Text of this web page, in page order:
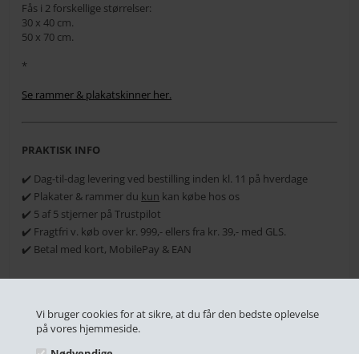
Vi bruger cookies for at sikre, at du får den bedste oplevelse
på vores hjemmeside.
Fås i 2 forskellige størrelser:
30 x 40 cm.
50 x 70 cm.
*
Se rammer & plakatskinner her.
PRAKTISK INFO
✔️ Dag-til-dag levering ved bestilling inden kl. 11 på hverdage
✔️ Plakater & rammer du kun kan købe hos os
✔️ 5 af 5 stjerner på Trustpilot
✔️ Fragtfri v. køb over kr. 999,- ellers fra kr. 39,- med GLS.
✔️ Betal med kort, MobilePay & EAN
RELATEREDE PRODUKTER